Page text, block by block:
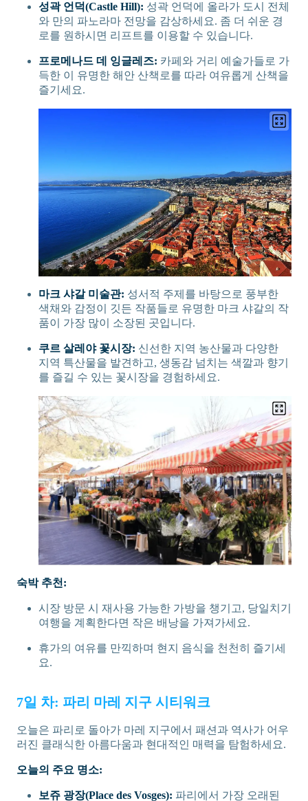
성곽 언덕(Castle Hill): 성곽 언덕에 올라가 도시 전체
와 만의 파노라마 전망을 감상하세요. 좀 더 쉬운 경
로를 원하시면 리프트를 이용할 수 있습니다.
프로메나드 데 잉글레즈: 카페와 거리 예술가들로 가
득한 이 유명한 해안 산책로를 따라 여유롭게 산책을
즐기세요.
마크 샤갈 미술관: 성서적 주제를 바탕으로 풍부한
색채와 감정이 깃든 작품들로 유명한 마크 샤갈의 작
품이 가장 많이 소장된 곳입니다.
쿠르 살레야 꽃시장: 신선한 지역 농산물과 다양한
지역 특산물을 발견하고, 생동감 넘치는 색깔과 향기
를 즐길 수 있는 꽃시장을 경험하세요.
숙박 추천:
시장 방문 시 재사용 가능한 가방을 챙기고, 당일치기
여행을 계획한다면 작은 배낭을 가져가세요.
휴가의 여유를 만끽하며 현지 음식을 천천히 즐기세
요.
7일 차: 파리 마레 지구 시티워크
오늘은 파리로 돌아가 마레 지구에서 패션과 역사가 어우
러진 클래식한 아름다움과 현대적인 매력을 탐험하세요.
오늘의 주요 명소:
보쥬 광장(Place des Vosges): 파리에서 가장 오래된